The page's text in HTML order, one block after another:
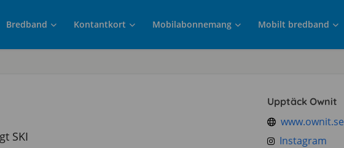
Bredband Kontantkort Mobilabonnemang Mobilt bredband
SKI
Upptäck Ownit
www.ownit.se
Instagram